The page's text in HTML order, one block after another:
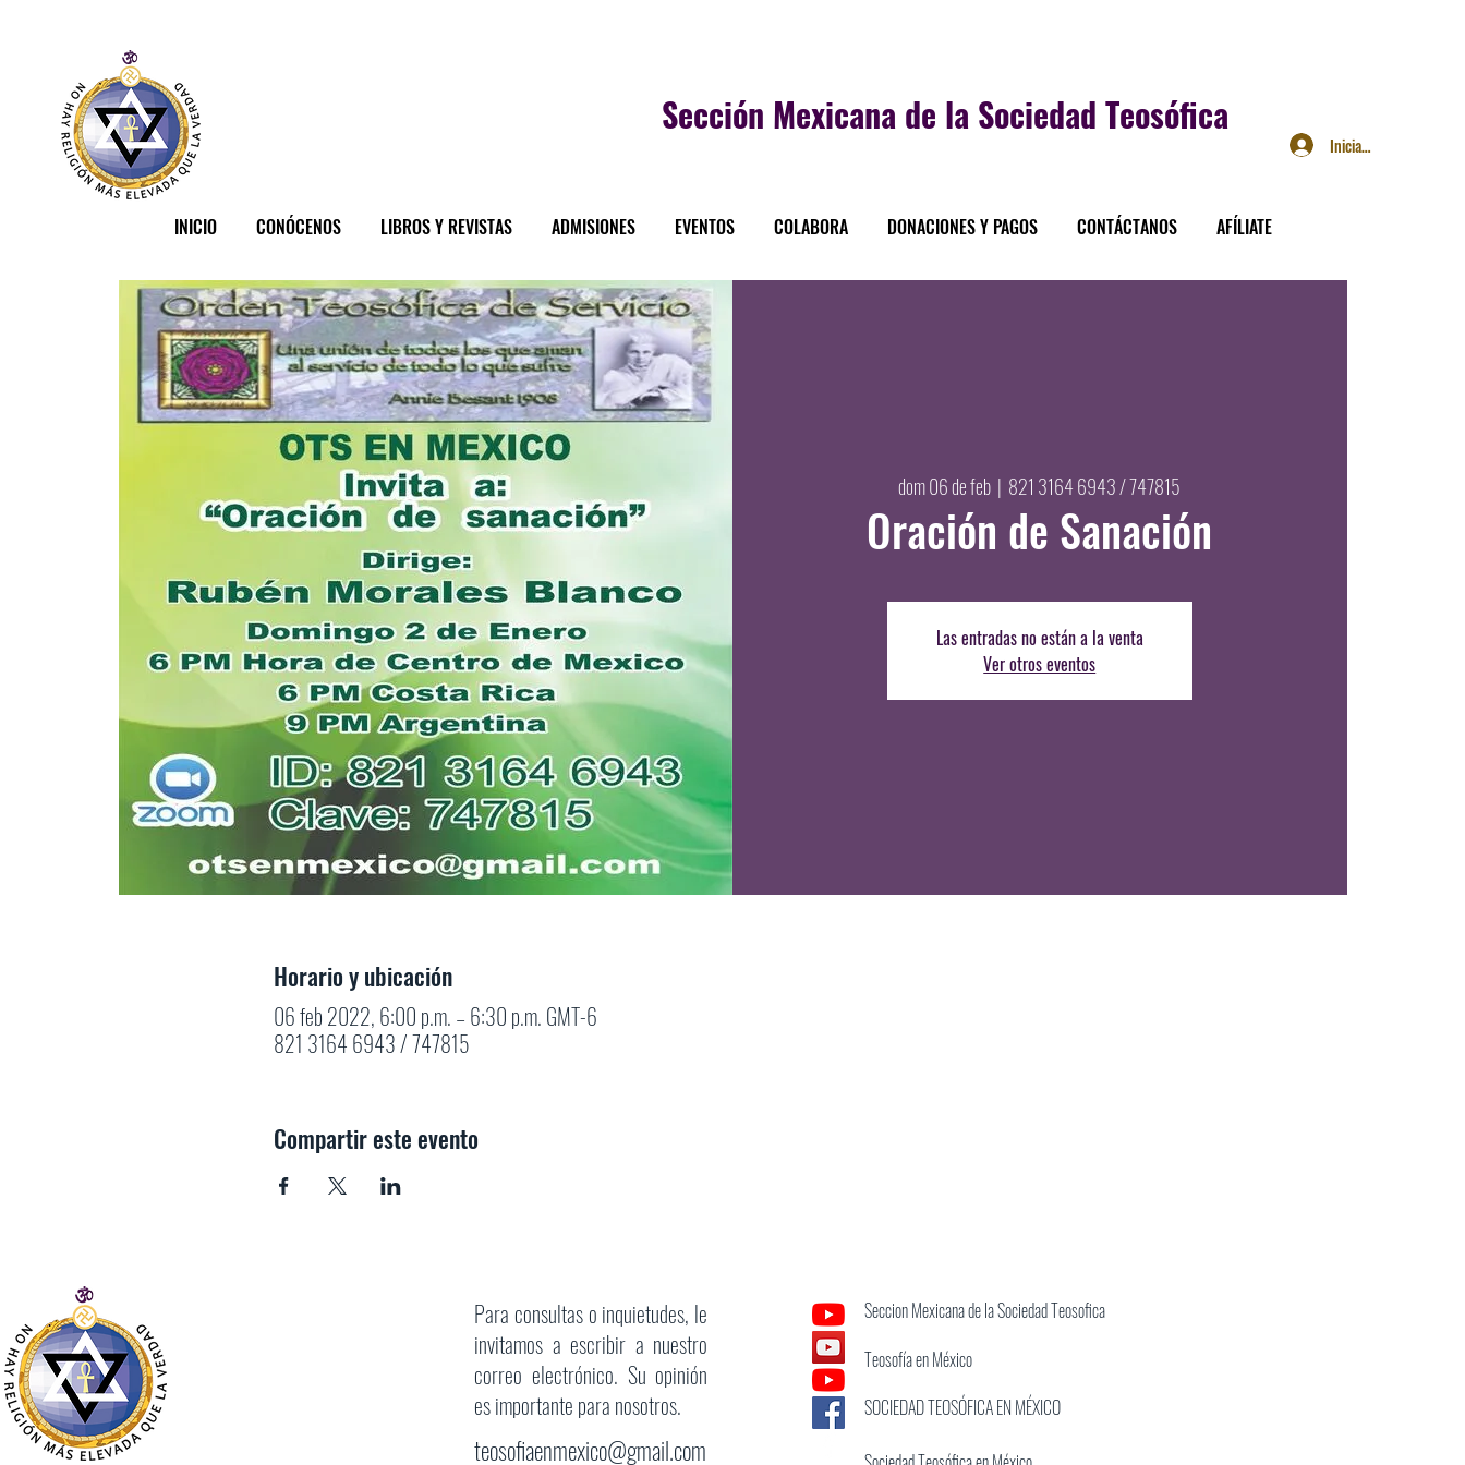
Sección Mexicana de la Sociedad Teosófica
INICIO CONÓCENOS LIBROS Y REVISTAS ADMISIONES EVENTOS COLABORA DONACIONES Y PAGOS CONTÁCTANOS AFÍLIATE
Iniciar sesión
dom 06 de feb
  |
821 3164 6943 / 747815
Oración de Sanación
Las entradas no están a la venta
Ver otros eventos
Horario y ubicación
06 feb 2022, 6:00 p.m. – 6:30 p.m. GMT-6
821 3164 6943 / 747815
Compartir este evento
Para consultas o inquietudes, le
invitamos a escribir a nuestro
correo electrónico. Su opinión
es importante para nosotros.
teosofiaenmexico@gmail.com
Seccion Mexicana de la Sociedad Teosofica
Teosofía en México
SOCIEDAD TEOSÓFICA EN MÉXICO